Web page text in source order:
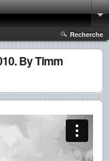
Recherche
By Timm